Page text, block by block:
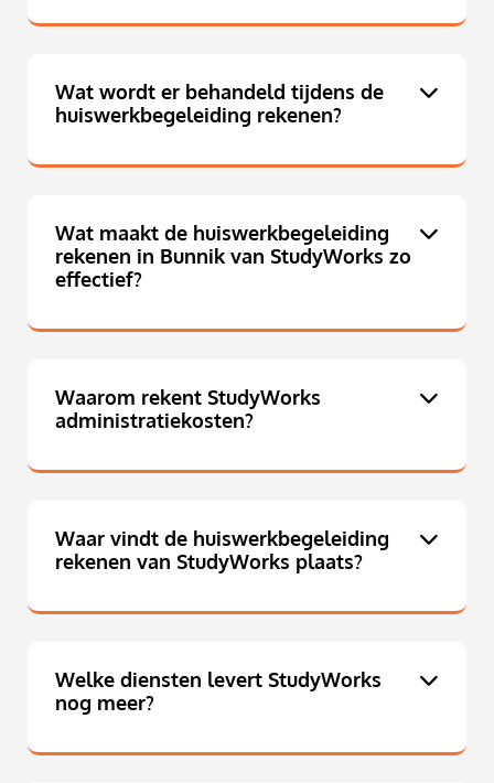
Wat wordt er behandeld tijdens de
huiswerkbegeleiding rekenen?
Wat maakt de huiswerkbegeleiding
rekenen in Bunnik van StudyWorks zo
effectief?
Waarom rekent StudyWorks
administratiekosten?
Waar vindt de huiswerkbegeleiding
rekenen van StudyWorks plaats?
Welke diensten levert StudyWorks
nog meer?